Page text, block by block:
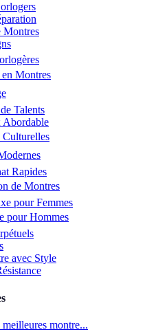
Montres
Montres
Talents
Abordable
Culturelles
Rapides
de Montres
pour Femmes
pour Hommes
avec Style
montre...